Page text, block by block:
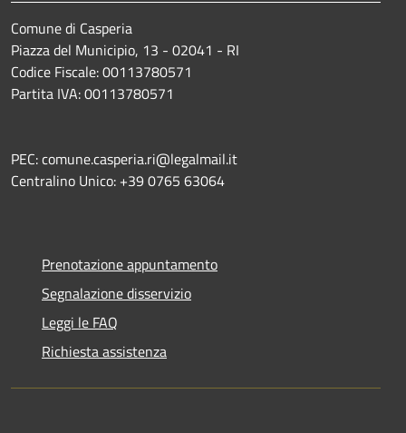
Comune di Casperia
Piazza del Municipio, 13 - 02041 - RI
Codice Fiscale: 00113780571
Partita IVA: 00113780571
PEC: comune.casperia.ri@legalmail.it
Centralino Unico: +39 0765 63064
Prenotazione appuntamento
Segnalazione disservizio
Leggi le FAQ
Richiesta assistenza